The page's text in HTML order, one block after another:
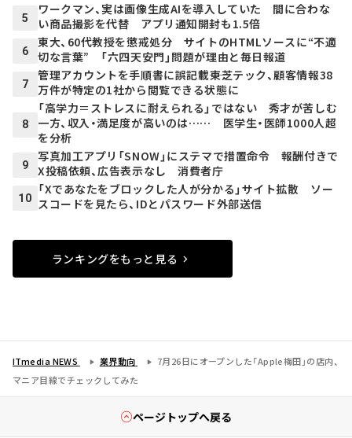
5
ワークマン、実は画像生成AIを導入していた 間に合わな
い商品撮影を代替 アプリ通知開封も1.5倍
6
東大、60代教授を懲戒処分 サイトのHTMLソースに“不適
切な言葉” 「六四天安門」問題が理由と毎日報道
7
管理アカウントを手順書に誤記載――東芝テック、顧客情報38
万件が特定の1社から閲覧できる状態に
8
「高学力＝ストレスに耐えられる」ではない 秀才が苦しむ
一方、収入・満足度が高いのは…… 医学生・医師1000人超
を分析
9
写真加工アプリ「SNOW」にステマで措置命令 報酬付きで
X投稿依頼、広告表示なし 消費者庁
10
「Xであなたをブロックした人が分かる」サイト拡散 ソー
スコードを見たら、IDとパスワード外部送信
ランキングをもっと見る
ITmedia NEWS 業界動向
7月26日にオープンした「Apple梅田」の店内、
マニア目線でチェックしてみた
ページトップへ戻る